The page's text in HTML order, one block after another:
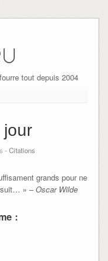
tout depuis 2004
jour
- Citations
grands pour ne
» – Oscar Wilde
: